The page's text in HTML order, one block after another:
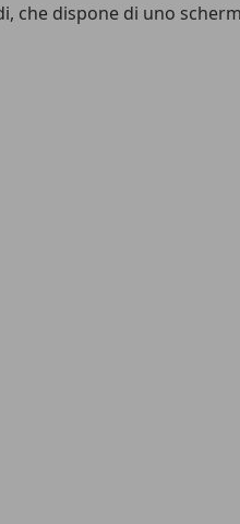
dispone di uno